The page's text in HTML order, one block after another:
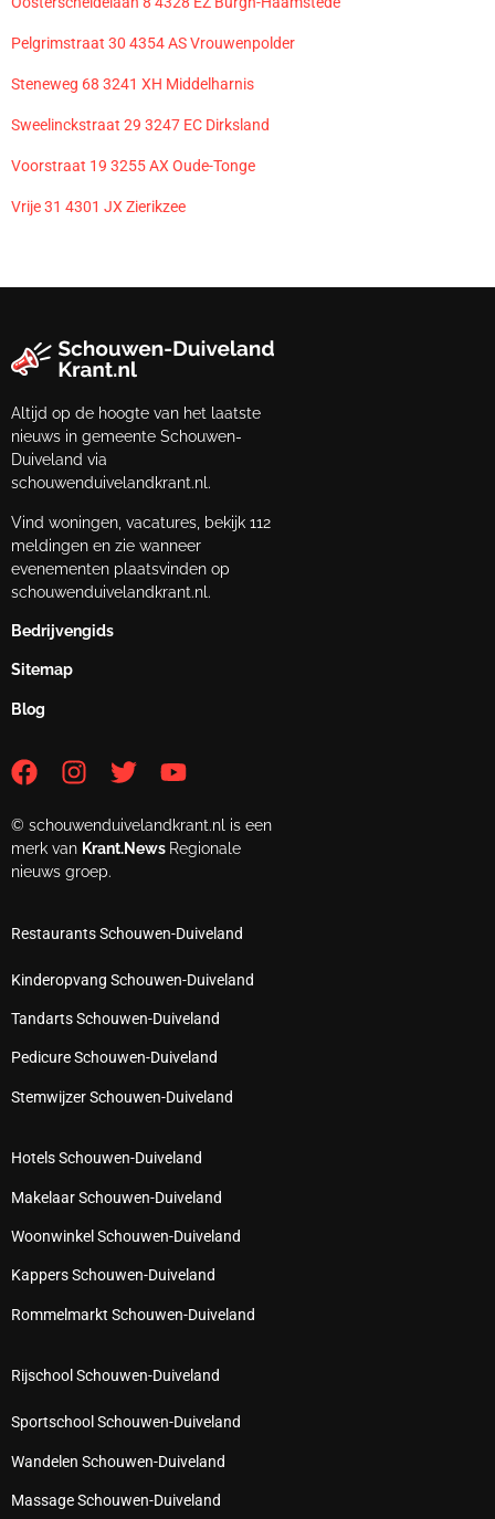
Pelgrimstraat 30 4354 AS Vrouwenpolder
Steneweg 68 3241 XH Middelharnis
Sweelinckstraat 29 3247 EC Dirksland
Voorstraat 19 3255 AX Oude-Tonge
Vrije 31 4301 JX Zierikzee
Altijd op de hoogte van het laatste
nieuws in gemeente Schouwen-
Duiveland via
schouwenduivelandkrant.nl.
Vind woningen, vacatures, bekijk 112
meldingen en zie wanneer
evenementen plaatsvinden op
schouwenduivelandkrant.nl.
Bedrijvengids
Sitemap
Blog
© schouwenduivelandkrant.nl is een
merk van Krant.News Regionale
nieuws groep.
Restaurants Schouwen-Duiveland
Kinderopvang Schouwen-Duiveland
Tandarts Schouwen-Duiveland
Pedicure Schouwen-Duiveland
Stemwijzer Schouwen-Duiveland
Hotels Schouwen-Duiveland
Makelaar Schouwen-Duiveland
Woonwinkel Schouwen-Duiveland
Kappers Schouwen-Duiveland
Rommelmarkt Schouwen-Duiveland
Rijschool Schouwen-Duiveland
Sportschool Schouwen-Duiveland
Wandelen Schouwen-Duiveland
Massage Schouwen-Duiveland